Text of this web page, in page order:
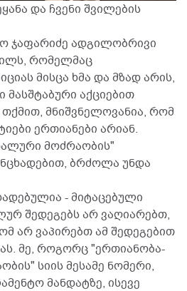
და ჩვენი შვილების
ჯაფარიძე ადგილობრივი
რომელმაც
მისცა ხმა და მზად არის,
აქციებით
მნიშვნელოვანია, რომ
ერთიანები არიან.
მოძრაობის"
ბრძოლა უნდა
- მიტაცებული
შედეგებს არ ვაღიარებთ,
არ ვაპირებთ ამ შედეგებით
მე, როგორც "ერთიანობა-
სიის მესამე ნომერი,
მანდატზე, ისევე